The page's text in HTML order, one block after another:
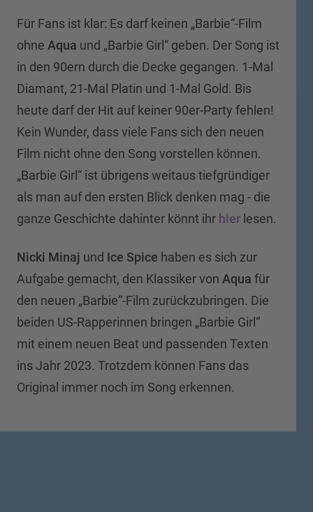
Für Fans ist klar: Es darf keinen „Barbie“-Film
ohne Aqua und „Barbie Girl“ geben. Der Song ist
in den 90ern durch die Decke gegangen. 1-Mal
Diamant, 21-Mal Platin und 1-Mal Gold. Bis
heute darf der Hit auf keiner 90er-Party fehlen!
Kein Wunder, dass viele Fans sich den neuen
Film nicht ohne den Song vorstellen können.
„Barbie Girl“ ist übrigens weitaus tiefgründiger
als man auf den ersten Blick denken mag - die
ganze Geschichte dahinter könnt ihr hier lesen.
Nicki Minaj und Ice Spice haben es sich zur
Aufgabe gemacht, den Klassiker von Aqua für
den neuen „Barbie“-Film zurückzubringen. Die
beiden US-Rapperinnen bringen „Barbie Girl“
mit einem neuen Beat und passenden Texten
ins Jahr 2023. Trotzdem können Fans das
Original immer noch im Song erkennen.